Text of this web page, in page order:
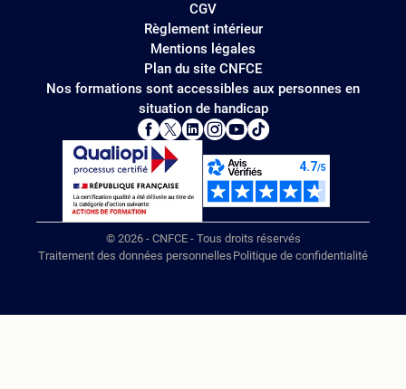
CGV
Règlement intérieur
Mentions légales
Plan du site CNFCE
Nos formations sont accessibles aux personnes en
situation de handicap
© 2026 - CNFCE - Tous droits réservés
Traitement des données personnelles Politique de confidentialité